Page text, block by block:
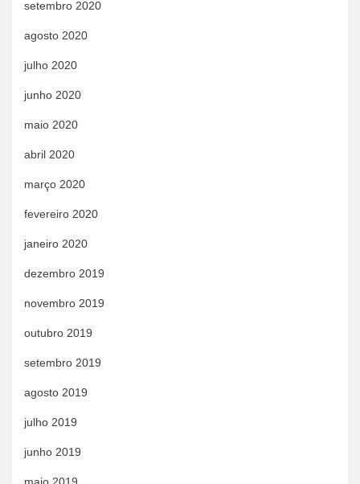
setembro 2020
agosto 2020
julho 2020
junho 2020
maio 2020
abril 2020
março 2020
fevereiro 2020
janeiro 2020
dezembro 2019
novembro 2019
outubro 2019
setembro 2019
agosto 2019
julho 2019
junho 2019